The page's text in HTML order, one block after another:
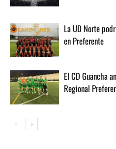
La UD Norte
en Preferente
El CD Guancha
Regional